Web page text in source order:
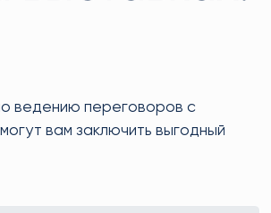
ведению переговоров с
вам заключить выгодный